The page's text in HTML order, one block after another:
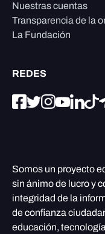
Nuestras cuentas
Transparencia de la
La Fundación
REDES
Somos un proyecto
sin ánimo de lucro y
integridad de la
de confianza
educación,